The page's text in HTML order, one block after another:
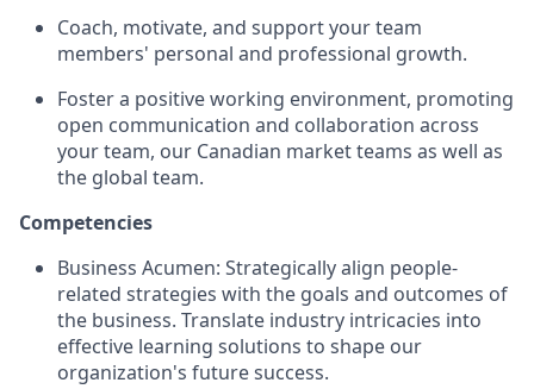
Coach, motivate, and support your team
members' personal and professional growth.
Foster a positive working environment, promoting
open communication and collaboration across
your team, our Canadian market teams as well as
the global team.
Competencies
Business Acumen: Strategically align people-
related strategies with the goals and outcomes of
the business. Translate industry intricacies into
effective learning solutions to shape our
organization's future success.